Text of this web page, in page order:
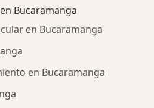
Bucaramanga
en Bucaramanga
en Bucaramanga